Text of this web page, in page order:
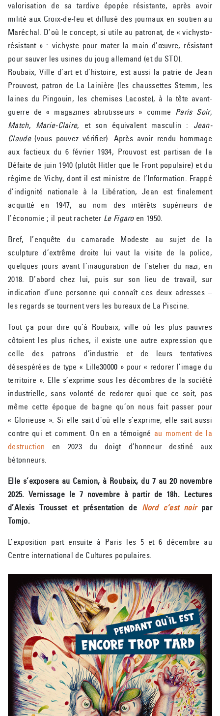
valorisation de sa tardive épopée résistante, après avoir
milité aux Croix-de-feu et diffusé des journaux en soutien au
Maréchal. D’où le concept, si utile au patronat, de « vichysto-
résistant » : vichyste pour mater la main d’œuvre, résistant
pour sauver les usines du joug allemand (et du STO).
Roubaix, Ville d’art et d’histoire, est aussi la patrie de Jean
Prouvost, patron de La Lainière (les chaussettes Stemm, les
laines du Pingouin, les chemises Lacoste), à la tête avant-
guerre de « magazines abrutisseurs » comme Paris Soir,
Match, Marie-Claire, et son équivalent masculin : Jean-
Claude(vous pouvez vérifier). Après avoir rendu hommage
aux factieux du 6 février 1934, Prouvost est partisan de la
Défaite de juin 1940 (plutôt Hitler que le Front populaire) et du
régime de Vichy, dont il est ministre de l’Information. Frappé
d’indignité nationale à la Libération, Jean est finalement
acquitté en 1947, au nom des intérêts supérieurs de
l’économie ; il peut racheter Le Figaroen 1950.
Bref, l’enquête du camarade Modeste au sujet de la
sculpture d’extrême droite lui vaut la visite de la police,
quelques jours avant l’inauguration de l’atelier du nazi, en
2018. D’abord chez lui, puis sur son lieu de travail, sur
indication d’une personne qui connaît ces deux adresses –
les regards se tournent vers les bureaux de La Piscine.
Tout ça pour dire qu’à Roubaix, ville où les plus pauvres
côtoient les plus riches, il existe une autre expression que
celle des patrons d’industrie et de leurs tentatives
désespérées de type « Lille30000 » pour « redorer l’image du
territoire ». Elle s’exprime sous les décombres de la société
industrielle, sans volonté de redorer quoi que ce soit, pas
même cette époque de bagne qu’on nous fait passer pour
« Glorieuse ». Si elle sait d’où elle s’exprime, elle sait aussi
contre qui et comment. On en a témoigné au moment de la
destruction en 2023 du doigt d’honneur destiné aux
bétonneurs.
Elle s’exposera au Camion, à Roubaix, du 7 au 20 novembre
2025. Vernissage le 7 novembre à partir de 18h. Lectures
d’Alexis Trousset et présentation de Nord c’est noirpar
Tomjo.
L’exposition part ensuite à Paris les 5 et 6 décembre au
Centre international de Cultures populaires.